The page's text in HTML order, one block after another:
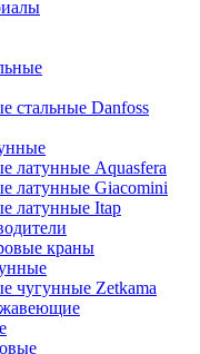
стальные Danfoss
латунные Aquasfera
латунные Giacomini
латунные Itap
краны
чугунные Zetkama